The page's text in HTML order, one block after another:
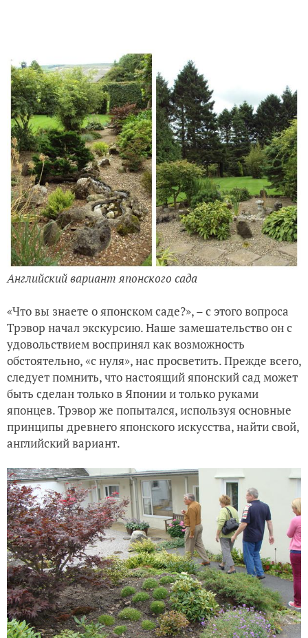
Английский вариант японского сада
«Что вы знаете о японском саде?», – с этого вопроса
Трэвор начал экскурсию. Наше замешательство он с
удовольствием воспринял как возможность
обстоятельно, «с нуля», нас просветить. Прежде всего,
следует помнить, что настоящий японский сад может
быть сделан только в Японии и только руками
японцев. Трэвор же попытался, используя основные
принципы древнего японского искусства, найти свой,
английский вариант.